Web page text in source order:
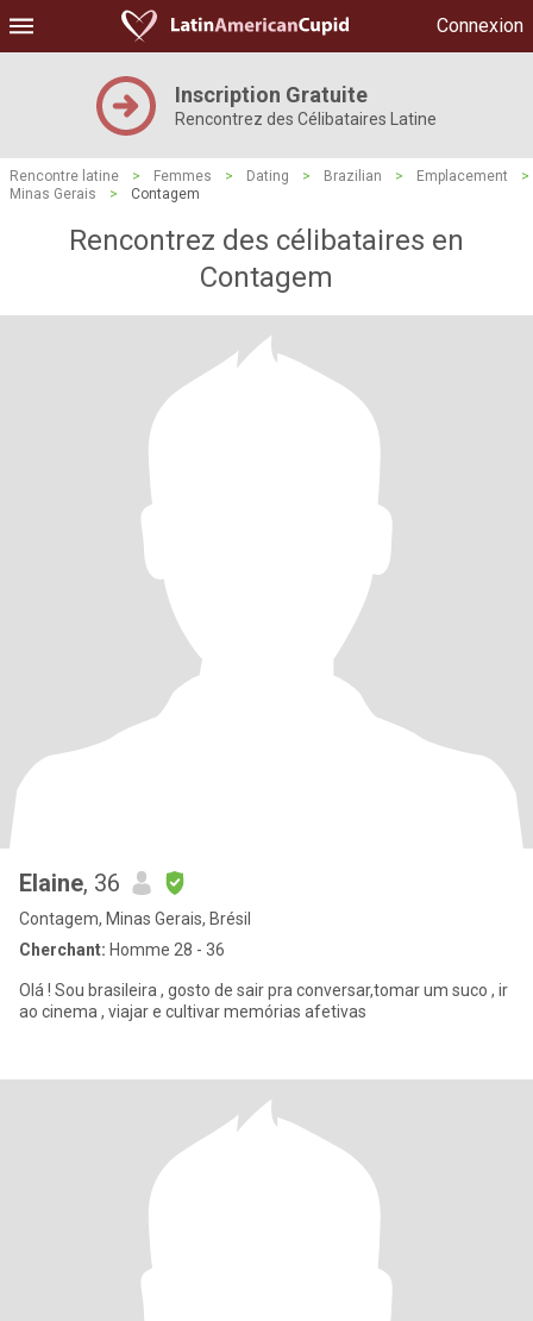
Connexion
Inscription Gratuite
Rencontrez des Célibataires Latine
Rencontre latine > Femmes > Dating > Brazilian > Emplacement
>
Minas Gerais
> Contagem
Rencontrez des célibataires en
Contagem
Elaine, 36
Contagem, Minas Gerais, Brésil
Cherchant: Homme 28 - 36
Olá ! Sou brasileira , gosto de sair pra conversar,tomar um suco , ir
ao cinema , viajar e cultivar memórias afetivas